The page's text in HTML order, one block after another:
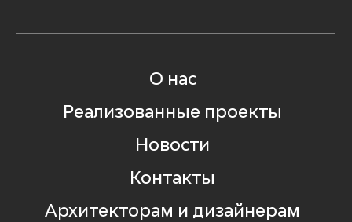
О нас
Реализованные проекты
Новости
Контакты
Архитекторам и дизайнерам